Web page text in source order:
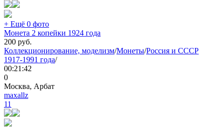
+ Ещё 0 фото
Монета 2 копейки 1924 года
200 руб.
Коллекционирование, моделизм/Монеты/Россия и СССР
1917-1991 года/
00:21:42
0
Москва, Арбат
maxallz
11